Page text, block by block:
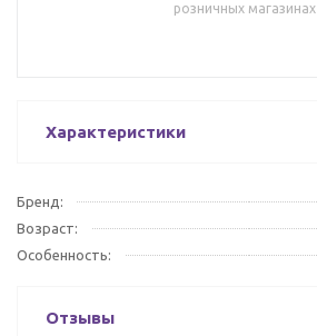
розничных магазинах
Характеристики
Бренд:
Возраст:
Особенность:
Отзывы